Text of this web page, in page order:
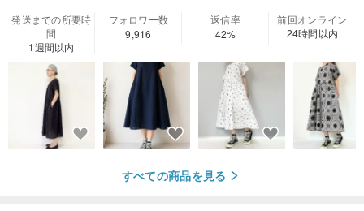
発送までの所要時
間
1週間以内
フォロワー数
9,916
返信率
42%
前回オンライン
24時間以内
すべての商品を見る